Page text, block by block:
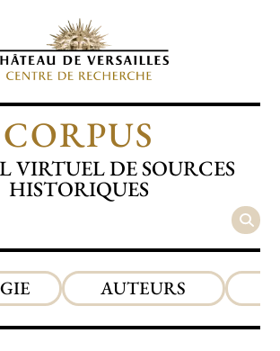
CORPUS
VIRTUEL DE SOURCES
HISTORIQUES
AUTEURS